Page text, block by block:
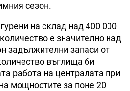
сезон.
на склад над 400 000
е значително над
задължителни запаси от
въглища би
работа на централата при
мощностите за поне 20